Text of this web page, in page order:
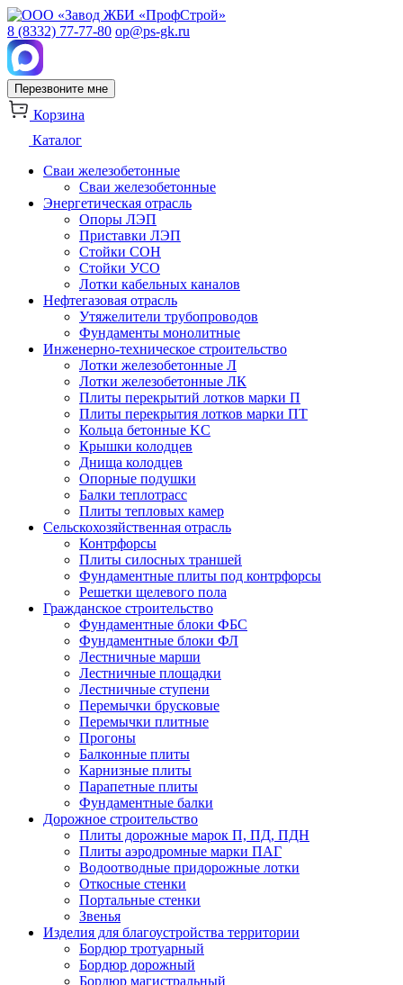
8 (8332) 77-77-80 op@ps-gk.ru
Перезвоните мне
Корзина
Каталог
Сваи железобетонные
Сваи железобетонные
Энергетическая отрасль
Опоры ЛЭП
Приставки ЛЭП
Стойки СОН
Стойки УСО
Лотки кабельных каналов
Нефтегазовая отрасль
Утяжелители трубопроводов
Фундаменты монолитные
Инженерно-техническое строительство
Лотки железобетонные Л
Лотки железобетонные ЛК
Плиты перекрытий лотков марки П
Плиты перекрытия лотков марки ПТ
Кольца бетонные KC
Крышки колодцев
Днища колодцев
Опорные подушки
Балки теплотрасс
Плиты тепловых камер
Сельскохозяйственная отрасль
Контрфорсы
Плиты силосных траншей
Фундаментные плиты под контрфорсы
Решетки щелевого пола
Гражданское строительство
Фундаментные блоки ФБС
Фундаментные блоки ФЛ
Лестничные марши
Лестничные площадки
Лестничные ступени
Перемычки брусковые
Перемычки плитные
Прогоны
Балконные плиты
Карнизные плиты
Парапетные плиты
Фундаментные балки
Дорожное строительство
Плиты дорожные марок П, ПД, ПДН
Плиты аэродромные марки ПАГ
Водоотводные придорожные лотки
Откосные стенки
Портальные стенки
Звенья
Изделия для благоустройства территории
Бордюр тротуарный
Бордюр дорожный
Бордюр магистральный